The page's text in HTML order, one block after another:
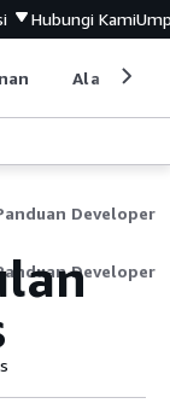
Hubungi Kami
Alat
Developer
Developer